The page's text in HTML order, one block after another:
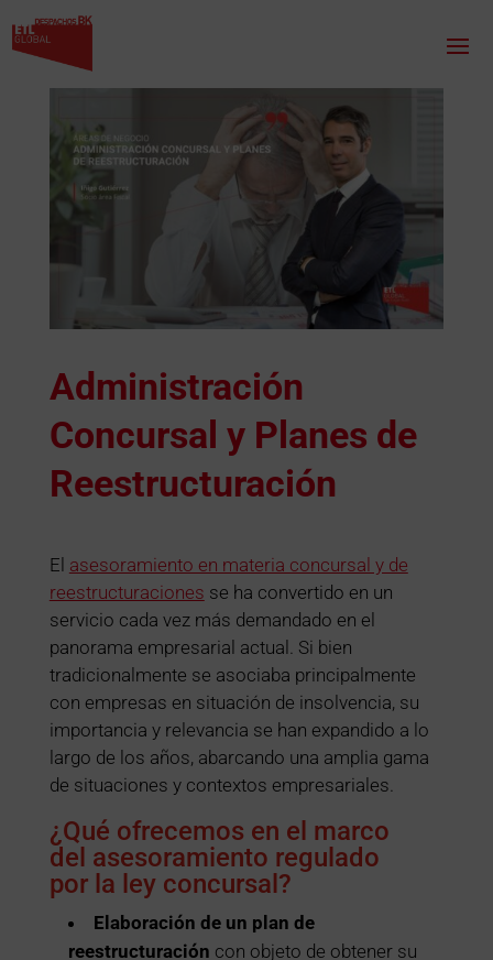
Administración
Concursal y Planes de
Reestructuración
El asesoramiento en materia concursal y de
reestructuraciones se ha convertido en un
servicio cada vez más demandado en el
panorama empresarial actual. Si bien
tradicionalmente se asociaba principalmente
con empresas en situación de insolvencia, su
importancia y relevancia se han expandido a lo
largo de los años, abarcando una amplia gama
de situaciones y contextos empresariales.
¿Qué ofrecemos en el marco
del asesoramiento regulado
por la ley concursal?
Elaboración de un plan de
reestructuración con objeto de obtener su